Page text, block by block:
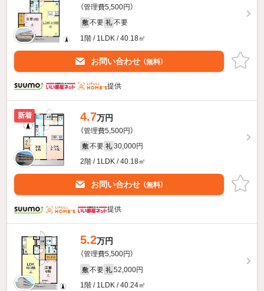
（管理費5,500円）
敷 不要 礼 不要
1階 / 1LDK / 40.18㎡
お問い合わせ （無料）
提供
新着 4.7万円
（管理費5,500円）
敷 不要 礼 30,000円
2階 / 1LDK / 40.18㎡
お問い合わせ （無料）
提供
5.2万円
（管理費5,500円）
敷 不要 礼 52,000円
1階 / 1LDK / 40.24㎡